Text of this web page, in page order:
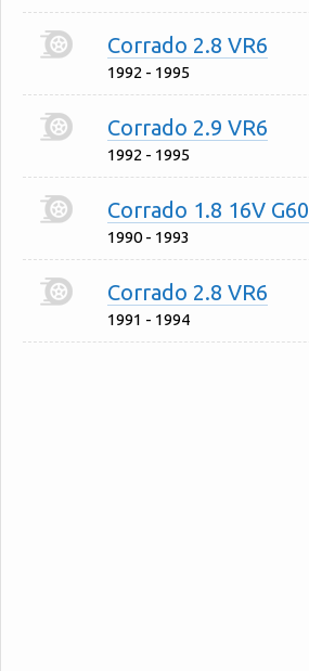
Corrado 2.8 VR6
1992 - 1995
Corrado 2.9 VR6
1992 - 1995
Corrado 1.8 16V G60
1990 - 1993
Corrado 2.8 VR6
1991 - 1994